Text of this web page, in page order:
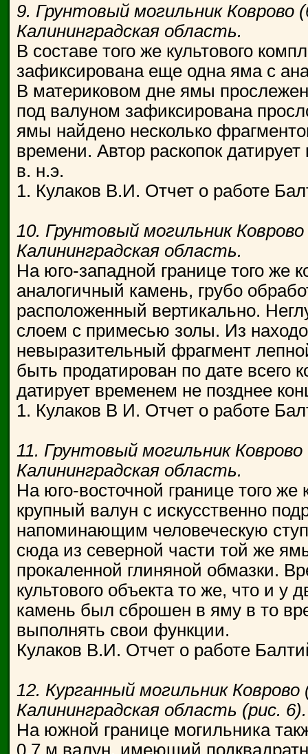
9. Грунтовый могильник Коврово
Калининградская область.
В составе того же культового
зафиксирована еще одна яма с
В материковом дне ямы
под валуном зафиксирована
ямы найдено несколько
времени. Автор раскопок
в. н.э.
1. Кулаков В.И. Отчет о работе
10. Грунтовый могильник
Калининградская область.
На юго-западной границе того же
аналогичный камень, грубо
расположенный вертикально.
слоем с примесью золы. Из
невыразительный фрагмент
быть продатирован по дате всего
датирует временем не позднее
1. Кулаков В И. Отчет о работе
11. Грунтовый могильник
Калининградская область.
На юго-восточной границе того
крупный валун с искусственно
напоминающим человеческую
сюда из северной части той же
прокаленной глиняной обмазки.
культового объекта то же, что и у
камень был сброшен в яму в то
выполнять свои функции.
Кулаков В.И. Отчет о работе
12. Курганный могильник
Калининградская область (рис. 6).
На южной границе могильника
0,7 м валун, имеющий